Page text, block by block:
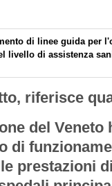
di linee guida per
livello di assistenza
riferisce
del
di
prestazioni